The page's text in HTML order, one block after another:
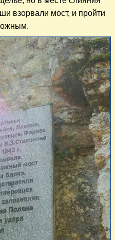
взорвали мост, и пройти